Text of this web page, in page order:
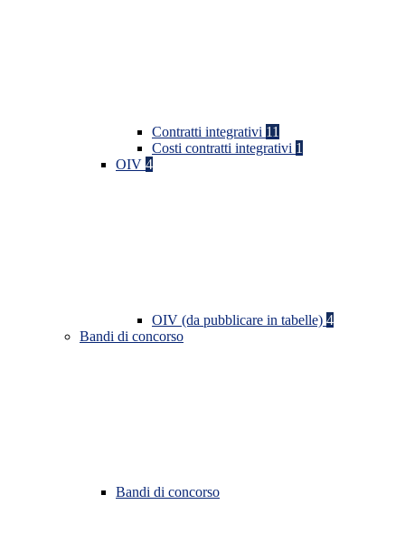
Contratti integrativi 11
Costi contratti integrativi 1
OIV 4
OIV (da pubblicare in tabelle) 4
Bandi di concorso
Bandi di concorso